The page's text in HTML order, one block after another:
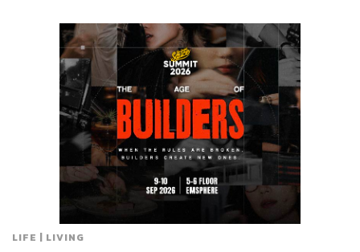
LIFE | LIVING